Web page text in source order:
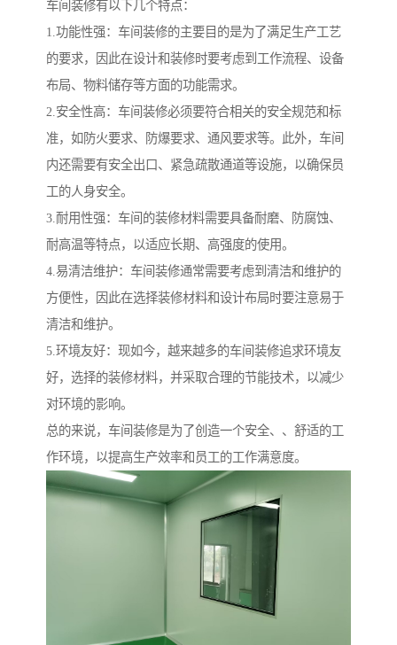
车间装修有以下几个特点：
1.功能性强：车间装修的主要目的是为了满足生产工艺
的要求，因此在设计和装修时要考虑到工作流程、设备
布局、物料储存等方面的功能需求。
2.安全性高：车间装修必须要符合相关的安全规范和标
准，如防火要求、防爆要求、通风要求等。此外，车间
内还需要有安全出口、紧急疏散通道等设施，以确保员
工的人身安全。
3.耐用性强：车间的装修材料需要具备耐磨、防腐蚀、
耐高温等特点，以适应长期、高强度的使用。
4.易清洁维护：车间装修通常需要考虑到清洁和维护的
方便性，因此在选择装修材料和设计布局时要注意易于
清洁和维护。
5.环境友好：现如今，越来越多的车间装修追求环境友
好，选择的装修材料，并采取合理的节能技术，以减少
对环境的影响。
总的来说，车间装修是为了创造一个安全、、舒适的工
作环境，以提高生产效率和员工的工作满意度。